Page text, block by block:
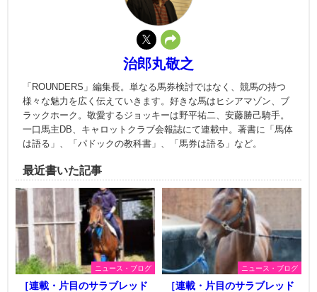
治郎丸敬之
「ROUNDERS」編集長。単なる馬券検討ではなく、競馬の持つ
様々な魅力を広く伝えていきます。好きな馬はヒシアマゾン、ブ
ラックホーク。敬愛するジョッキーは野平祐二、安藤勝己騎手。
一口馬主DB、キャロットクラブ会報誌にて連載中。著書に「馬体
は語る」、「パドックの教科書」、「馬券は語る」など。
最近書いた記事
ニュース・ブログ
［連載・片目のサラブレッド
ニュース・ブログ
［連載・片目のサラブレッド